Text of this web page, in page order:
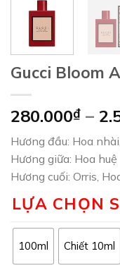
Gucci Bloom
280.000₫ –
Hương đầu: Hoa
Hương giữa: Hoa huệ
Hương cuối: Orris,
LỰA CHỌN
100ml Chiết 10ml